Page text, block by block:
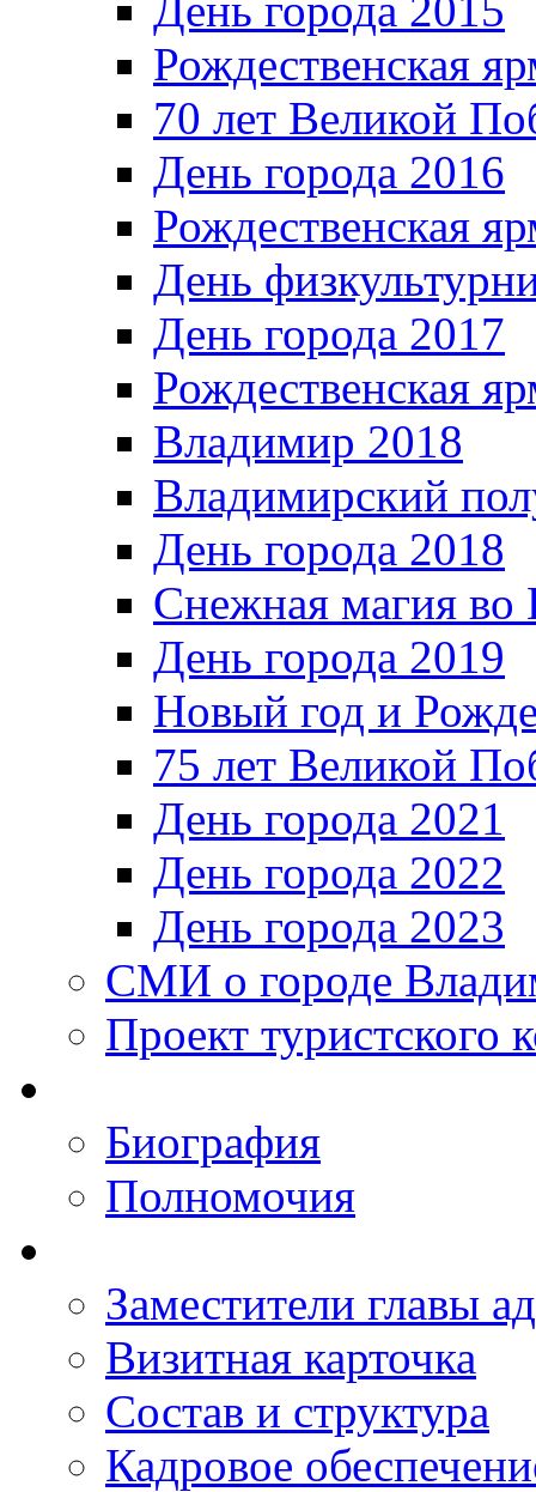
Рождественская
70 лет Великой
День города 2016
Рождественская
День
День города 2017
Рождественская
Владимир 2018
Владимирский
День города 2018
Снежная магия во
День города 2019
Новый год и
75 лет Великой
День города 2021
День города 2022
День города 2023
СМИ о городе
Проект туристского
Биография
Полномочия
Заместители главы
Визитная карточка
Состав и структура
Кадровое